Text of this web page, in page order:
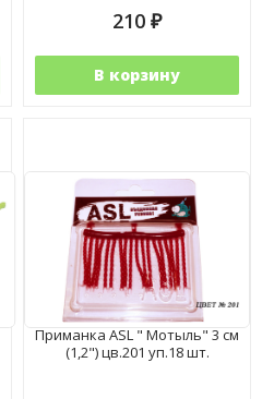
210 ₽
В корзину
Приманка ASL " Мотыль" 3 см
(1,2") цв.201 уп.18 шт.